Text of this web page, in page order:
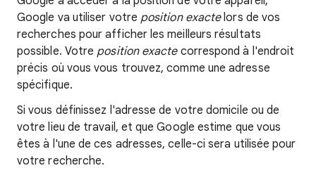
Google va utiliser votre position exactelors de vos
recherches pour afficher les meilleurs résultats
possible. Votre position exactecorrespond à l'endroit
précis où vous vous trouvez, comme une adresse
spécifique.
Si vous définissez l'adresse de votre domicile ou de
votre lieu de travail, et que Google estime que vous
êtes à l'une de ces adresses, celle-ci sera utilisée pour
votre recherche.